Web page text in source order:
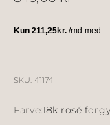
SKU: 41174
Farve:18k rosé